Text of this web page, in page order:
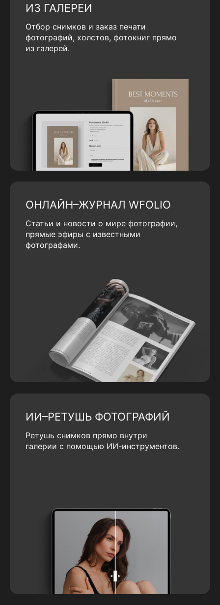
ИЗ ГАЛЕРЕИ
Отбор снимков и заказ печати
фотографий, холстов, фотокниг прямо
из галерей.
ОНЛАЙН–ЖУРНАЛ WFOLIO
Статьи и новости о мире фотографии,
прямые эфиры с известными
фотографами.
ИИ–РЕТУШЬ ФОТОГРАФИЙ
Ретушь снимков прямо внутри
галерии с помощью ИИ-инструментов.